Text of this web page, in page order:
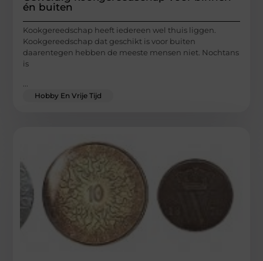
én buiten
Kookgereedschap heeft iedereen wel thuis liggen.
Kookgereedschap dat geschikt is voor buiten
daarentegen hebben de meeste mensen niet. Nochtans
is
Hobby En Vrije Tijd